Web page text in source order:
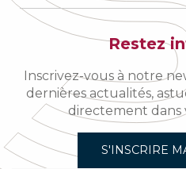
Restez
Inscrivez-vous à notre
dernières actualités,
directement dans
S'INSCRIRE